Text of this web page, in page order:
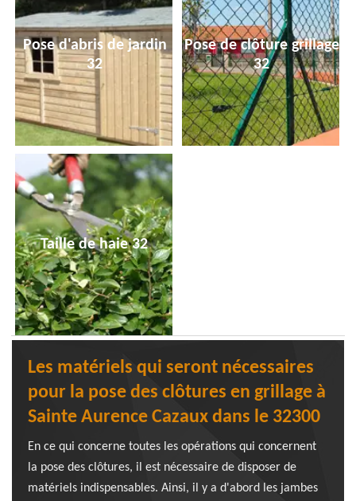
Pose d'abris de jardin
32
Pose de clôture grillage
32
Taille de haie 32
Les matériels qui seront nécessaires
pour la pose des clôtures en grillage à
Sainte Aurence Cazaux dans le 32300
En ce qui concerne toutes les opérations qui concernent
la pose des clôtures, il est nécessaire de disposer de
matériels indispensables. Ainsi, il y a d'abord les jambes